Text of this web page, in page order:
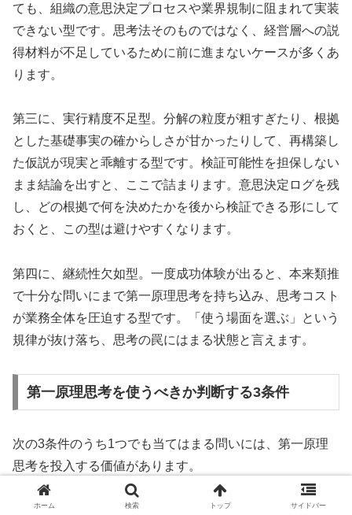
ても、組織の意思決定プロセスや業界規制に阻まれて実装
できない型です。思考法そのものではなく、経営層への説
得材料が不足しているために前に進まないケースが多くあ
ります。
第三に、実行精度不足型。分解の粒度が粗すぎたり、根拠
とした基礎事実の確からしさが甘かったりして、再構築し
た仮説が現実と乖離する型です。検証可能性を担保しない
まま結論を出すと、ここで詰まります。意思決定ログを残
し、どの根拠で何を決めたかを後から検証できる形にして
おくと、この型は避けやすくなります。
第四に、継続性欠如型。一度成功体験が出ると、本来類推
で十分な問いにまで第一原理思考を持ち込み、思考コスト
が業務全体を圧迫する型です。「使う場面を選ぶ」という
規律が抜け落ち、思考の罠にはまる状態と言えます。
第一原理思考を使うべきか判断する3条件
次の3条件のうち1つでも当てはまる問いには、第一原理
思考を投入する価値があります。
業界慣習や経験則が制約になっていそうな問いであ
ホーム 検索 トップ サイドバー